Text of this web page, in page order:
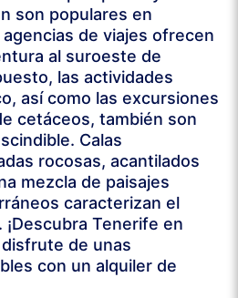
son populares en
de viajes ofrecen
al suroeste de
las actividades
así como las excursiones
cetáceos, también son
Calas
rocosas, acantilados
mezcla de paisajes
caracterizan el
Tenerife en
de unas
con un alquiler de